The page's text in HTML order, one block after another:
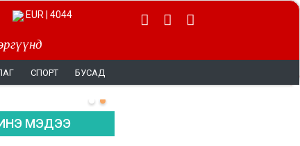
EUR | 4044
СПОРТ БУСАД
МЭДЭЭ